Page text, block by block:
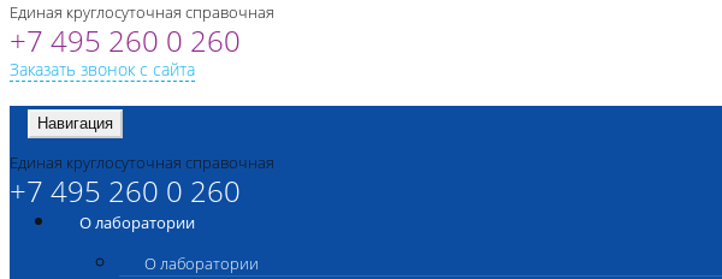
Единая круглосуточная справочная
+7 495 260 0 260
Заказать звонок с сайта
Навигация
Единая круглосуточная справочная
+7 495 260 0 260
О лаборатории
О лаборатории